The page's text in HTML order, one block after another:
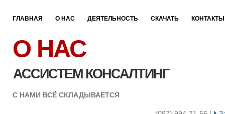
ГЛАВНАЯ О НАС ДЕЯТЕЛЬНОСТЬ СКАЧАТЬ КОНТАКТЫ
О НАС
АССИСТЕМ КОНСАЛТИНГ
С НАМИ ВСЁ СКЛАДЫВАЕТСЯ